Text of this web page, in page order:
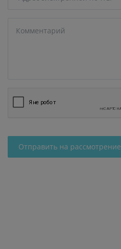
Отправить на рассмотрение